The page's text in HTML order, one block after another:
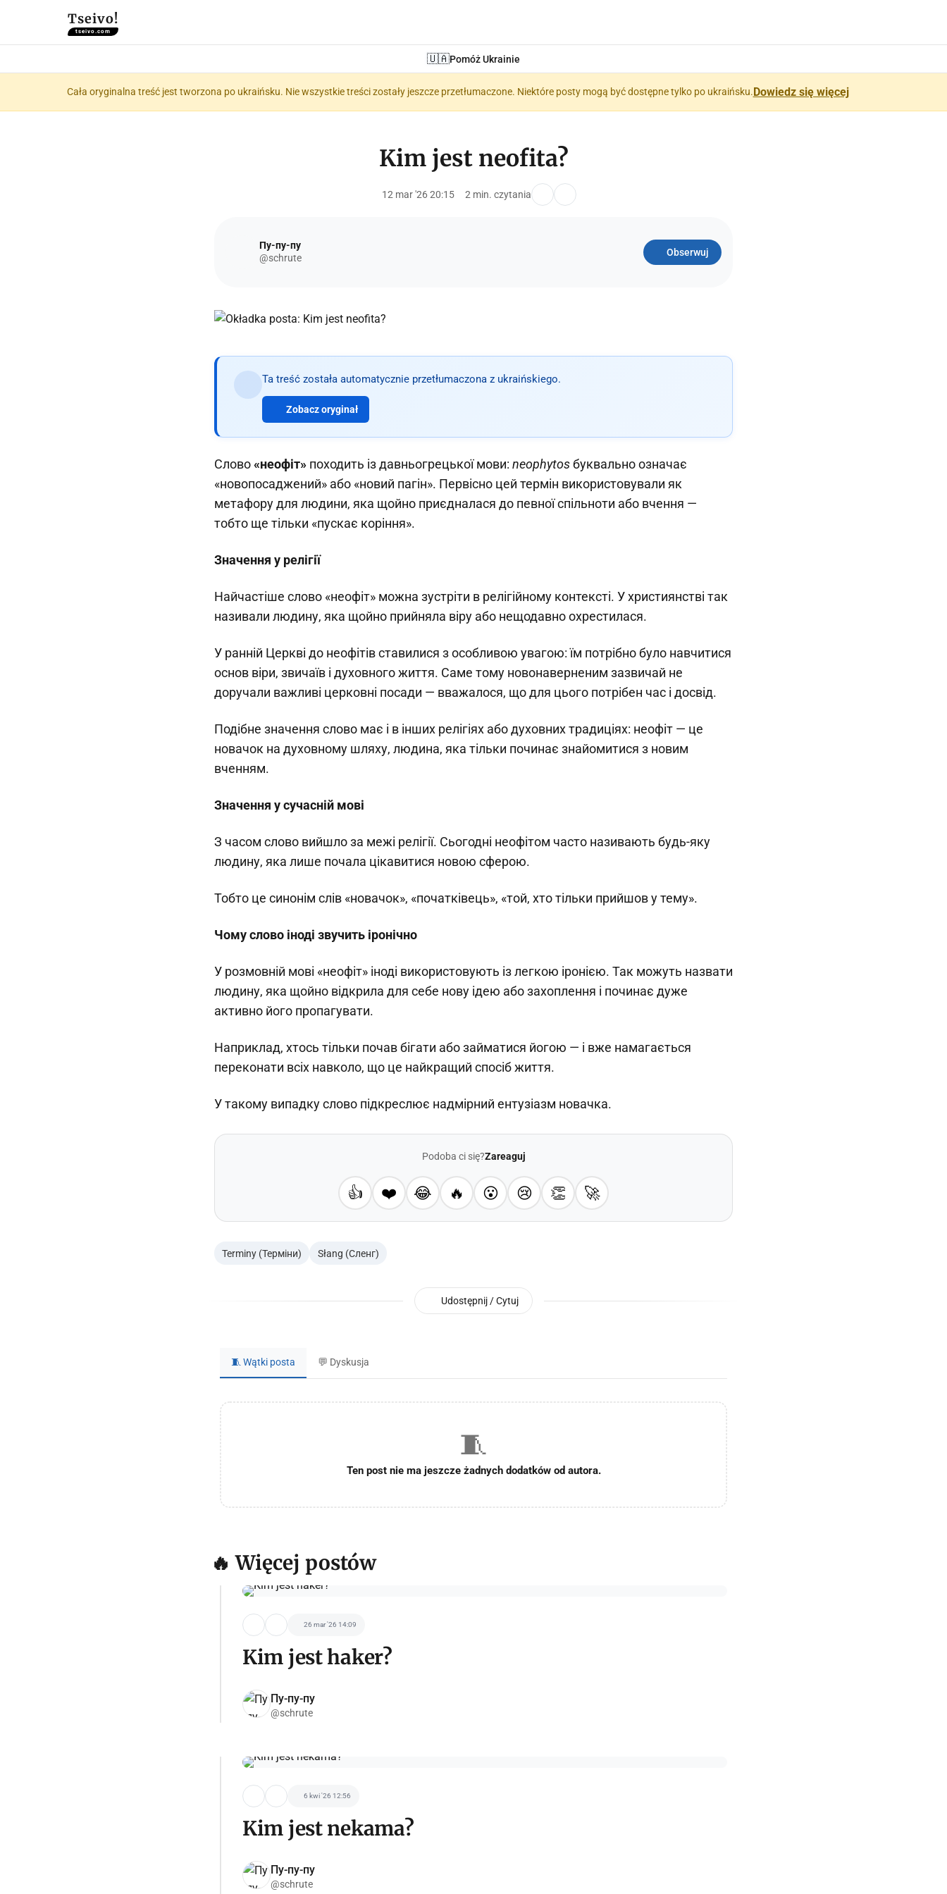
Tseivo!
tseivo.com
🇺🇦Pomóż Ukrainie
Cała oryginalna treść jest tworzona po ukraińsku. Nie wszystkie treści zostały jeszcze przetłumaczone. Niektóre posty mogą być dostępne tylko po ukraińsku.Dowiedz się więcej
Kim jest neofita?
12 mar '26 20:15 2 min. czytania
Пу-пу-пу
@schrute
Obserwuj
Ta treść została automatycznie przetłumaczona z ukraińskiego.
Zobacz oryginał
Слово«неофіт» походить із давньогрецької мови: neophytosбуквально означає
«новопосаджений» або «новий пагін». Первісно цей термін використовували як
метафору для людини, яка щойно приєдналася до певної спільноти або вчення —
тобто ще тільки «пускає коріння».
Значення у релігії
Найчастіше слово «неофіт» можна зустріти в релігійному контексті. У християнстві так
називали людину, яка щойно прийняла віру або нещодавно охрестилася.
У ранній Церкві до неофітів ставилися з особливою увагою: їм потрібно було навчитися
основ віри, звичаїв і духовного життя. Саме тому новонаверненим зазвичай не
доручали важливі церковні посади — вважалося, що для цього потрібен час і досвід.
Подібне значення слово має і в інших релігіях або духовних традиціях: неофіт — це
новачок на духовному шляху, людина, яка тільки починає знайомитися з новим
вченням.
Значення у сучасній мові
З часом слово вийшло за межі релігії. Сьогодні неофітом часто називають будь-яку
людину, яка лише почала цікавитися новою сферою.
Тобто це синонім слів «новачок», «початківець», «той, хто тільки прийшов у тему».
Чому слово іноді звучить іронічно
У розмовній мові «неофіт» іноді використовують із легкою іронією. Так можуть назвати
людину, яка щойно відкрила для себе нову ідею або захоплення і починає дуже
активно його пропагувати.
Наприклад, хтось тільки почав бігати або займатися йогою — і вже намагається
переконати всіх навколо, що це найкращий спосіб життя.
У такому випадку слово підкреслює надмірний ентузіазм новачка.
Podoba ci się?Zareaguj
👍 ❤️ 😂 🔥 😮 😢 👏 🚀
Terminy (Терміни) Słang (Сленг)
Udostępnij / Cytuj
🧵 Wątki posta 💬 Dyskusja
🧵
Ten post nie ma jeszcze żadnych dodatków od autora.
🔥 Więcej postów
26 mar '26 14:09
Kim jest haker?
Пу-пу-пу
@schrute
6 kwi '26 12:56
Kim jest nekama?
Пу-пу-пу
@schrute